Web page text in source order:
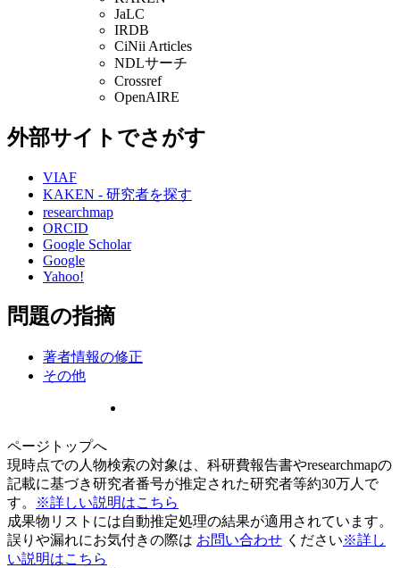
JaLC
IRDB
CiNii Articles
NDLサーチ
Crossref
OpenAIRE
外部サイトでさがす
VIAF
KAKEN - 研究者を探す
researchmap
ORCID
Google Scholar
Google
Yahoo!
問題の指摘
著者情報の修正
その他
ページトップへ
現時点での人物検索の対象は、科研費報告書やresearchmapの
記載に基づき研究者番号が推定された研究者等約30万人で
す。
※詳しい説明はこちら
成果物リストには自動推定処理の結果が適用されています。
誤りや漏れにお気付きの際は お問い合わせ ください※詳し
い説明はこちら